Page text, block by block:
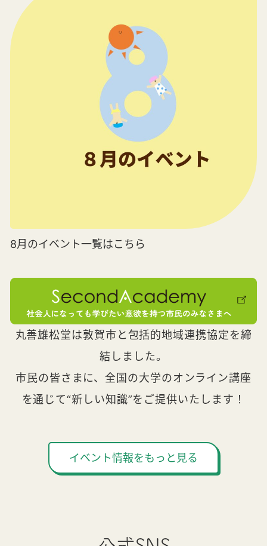
8月のイベント一覧はこちら
丸善雄松堂は敦賀市と包括的地域連携協定を締
結しました。
市民の皆さまに、全国の大学のオンライン講座
を通じて“新しい知識”をご提供いたします！
イベント情報をもっと見る